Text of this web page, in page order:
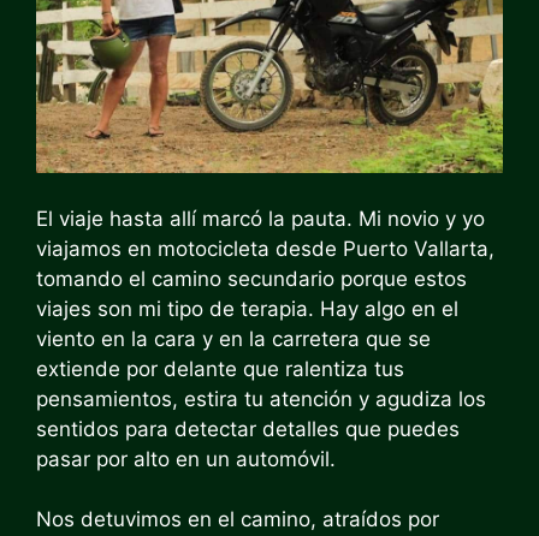
El viaje hasta allí marcó la pauta. Mi novio y yo
viajamos en motocicleta desde Puerto Vallarta,
tomando el camino secundario porque estos
viajes son mi tipo de terapia. Hay algo en el
viento en la cara y en la carretera que se
extiende por delante que ralentiza tus
pensamientos, estira tu atención y agudiza los
sentidos para detectar detalles que puedes
pasar por alto en un automóvil.
Nos detuvimos en el camino, atraídos por